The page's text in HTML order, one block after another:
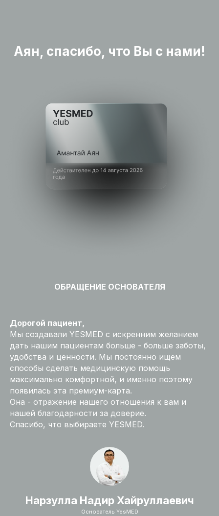
Аян, cпасибо, что Вы с нами!
ОБРАЩЕНИЕ ОСНОВАТЕЛЯ
Дорогой пациент,
Мы создавали YESMED с искренним желанием
дать нашим пациентам больше - больше заботы,
удобства и ценности. Мы постоянно ищем
способы сделать медицинскую помощь
максимально комфортной, и именно поэтому
появилась эта премиум-карта.
Она - отражение нашего отношения к вам и
нашей благодарности за доверие.
Спасибо, что выбираете YESMED.
Нарзулла Надир Хайруллаевич
Основатель YesMED